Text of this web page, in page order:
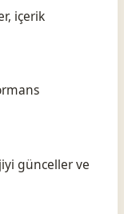
içerik
günceller ve